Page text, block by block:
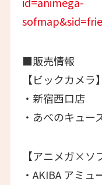
■販売情報
【ビックカメラ】
・新宿西口店
・あべのキュー
【アニメガ×ソ
・AKIBA アミュ